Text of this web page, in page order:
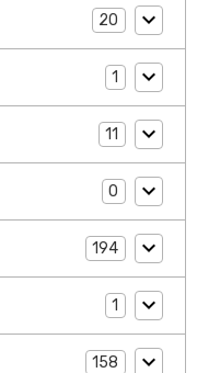
20
1
11
0
194
1
158